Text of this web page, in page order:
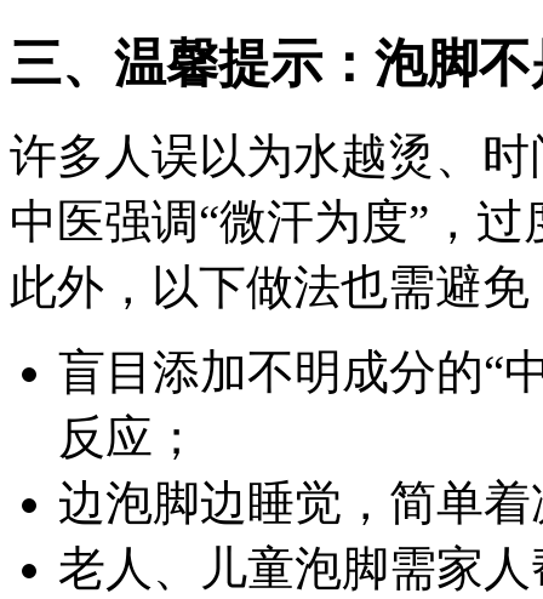
三、温馨提示：泡脚
许多人误以为水越烫、
中医强调“微汗为度”，
此外，以下做法也需避免
盲目添加不明成分的“
反应；
边泡脚边睡觉，简单
老人、儿童泡脚需家